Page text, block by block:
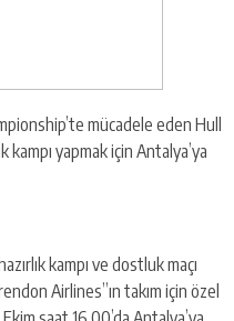
mücadele eden Hull
kampı yapmak için Antalya’ya
kampı ve dostluk maçı
Airlines”ın takım için özel